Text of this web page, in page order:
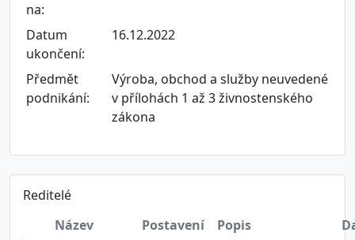
na:
Datum
ukončení:
16.12.2022
Předmět
podnikání:
Výroba, obchod a služby neuvedené
v přílohách 1 až 3 živnostenského
zákona
Reditelé
Název
Postavení Popis